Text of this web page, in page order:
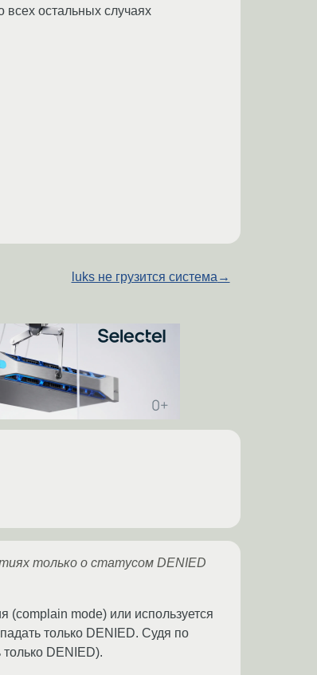
всех остальных случаях
luks не грузится система →
только о статусом DENIED
(complain mode) или используется
только DENIED. Судя по
DENIED).